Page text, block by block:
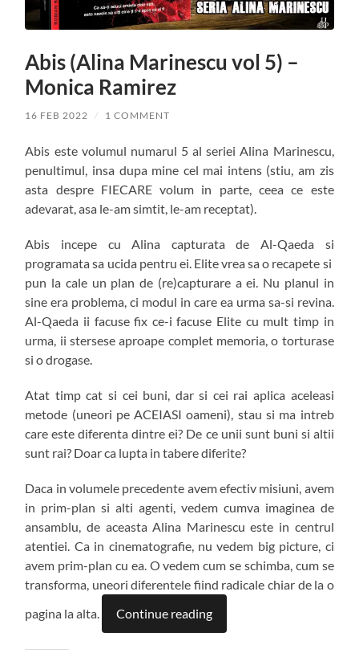
Abis (Alina Marinescu vol 5) –
Monica Ramirez
16 FEB 2022 / 1 COMMENT
Abis este volumul numarul 5 al seriei Alina Marinescu,
penultimul, insa dupa mine cel mai intens (stiu, am zis
asta despre FIECARE volum in parte, ceea ce este
adevarat, asa le-am simtit, le-am receptat).
Abis incepe cu Alina capturata de Al-Qaeda si
programata sa ucida pentru ei. Elite vrea sa o recapete si
pun la cale un plan de (re)capturare a ei. Nu planul in
sine era problema, ci modul in care ea urma sa-si revina.
Al-Qaeda ii facuse fix ce-i facuse Elite cu mult timp in
urma, ii stersese aproape complet memoria, o torturase
si o drogase.
Atat timp cat si cei buni, dar si cei rai aplica aceleasi
metode (uneori pe ACEIASI oameni), stau si ma intreb
care este diferenta dintre ei? De ce unii sunt buni si altii
sunt rai? Doar ca lupta in tabere diferite?
Daca in volumele precedente avem efectiv misiuni, avem
in prim-plan si alti agenti, vedem cumva imaginea de
ansamblu, de aceasta Alina Marinescu este in centrul
atentiei. Ca in cinematografie, nu vedem big picture, ci
avem prim-plan cu ea. O vedem cum se schimba, cum se
transforma, uneori diferentele fiind radicale chiar de la o
pagina la alta.
Continue reading